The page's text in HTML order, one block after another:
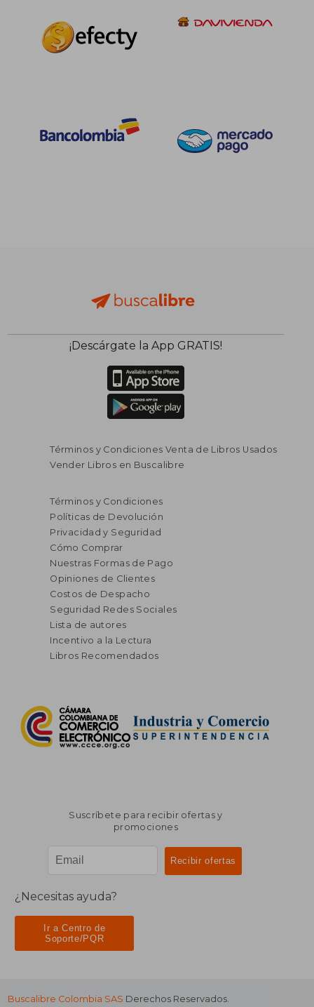
¡Descárgate la App GRATIS!
Términos y Condiciones Venta de Libros Usados
Vender Libros en Buscalibre
Términos y Condiciones
Políticas de Devolución
Privacidad y Seguridad
Cómo Comprar
Nuestras Formas de Pago
Opiniones de Clientes
Costos de Despacho
Seguridad Redes Sociales
Lista de autores
Incentivo a la Lectura
Libros Recomendados
Suscríbete para recibir ofertas y
promociones
¿Necesitas ayuda?
Ir a Centro de
Soporte/PQR
Buscalibre Colombia SAS Derechos Reservados.